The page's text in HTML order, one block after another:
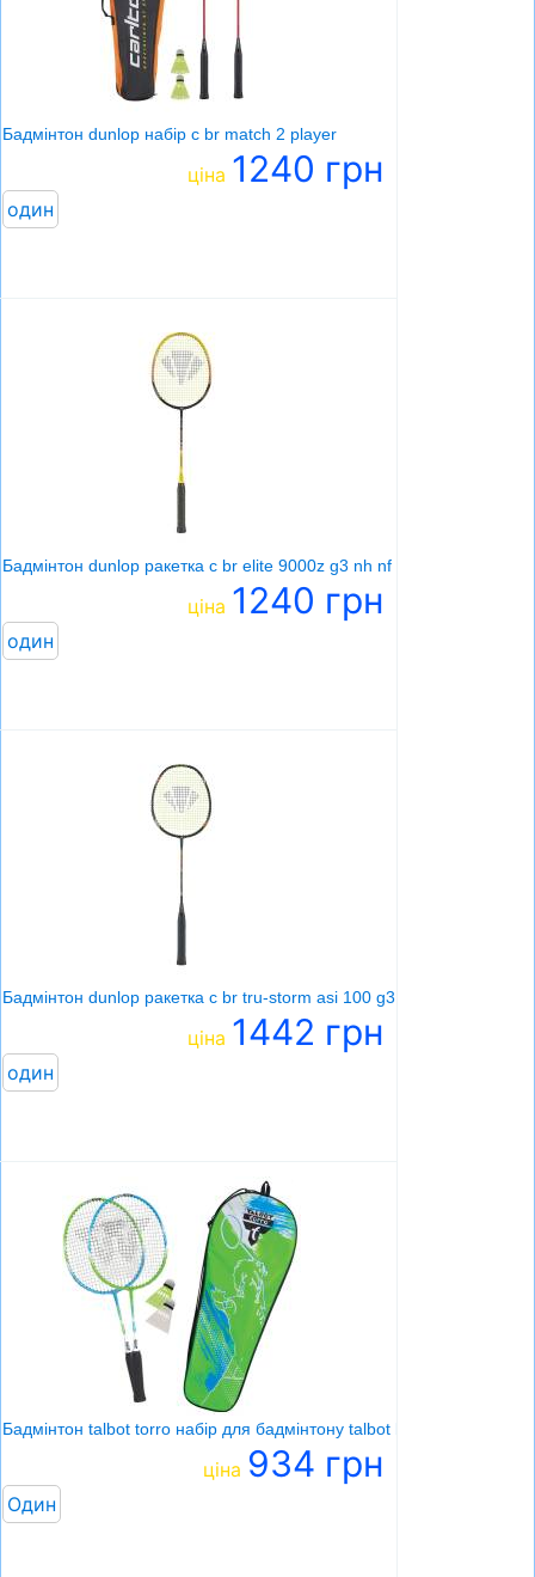
Бадмінтон dunlop набір c br match 2 player
ціна 1240 грн
один
Бадмінтон dunlop ракетка c br elite 9000z g3 nh nf eu
ціна 1240 грн
один
Бадмінтон dunlop ракетка c br tru-storm asi 100 g3
ціна 1442 грн
один
Бадмінтон talbot torro набір для бадмінтону talbot badminton 2-
ціна 934 грн
Один